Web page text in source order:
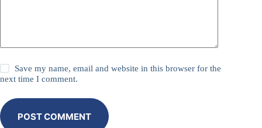
Save my name, email and website in this browser for the
next time I comment.
POST COMMENT